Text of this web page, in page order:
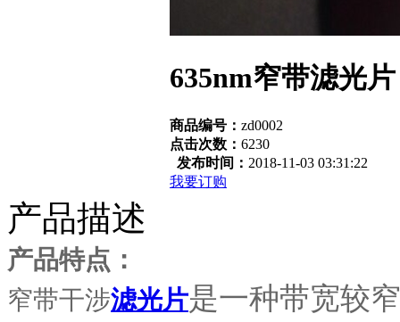
635nm窄带滤光片
商品编号： zd0002
点击次数： 6230
发布时间： 2018-11-03 03:31:22
我要订购
产品描述
产品特点：
窄带干涉滤光片是一种带宽较